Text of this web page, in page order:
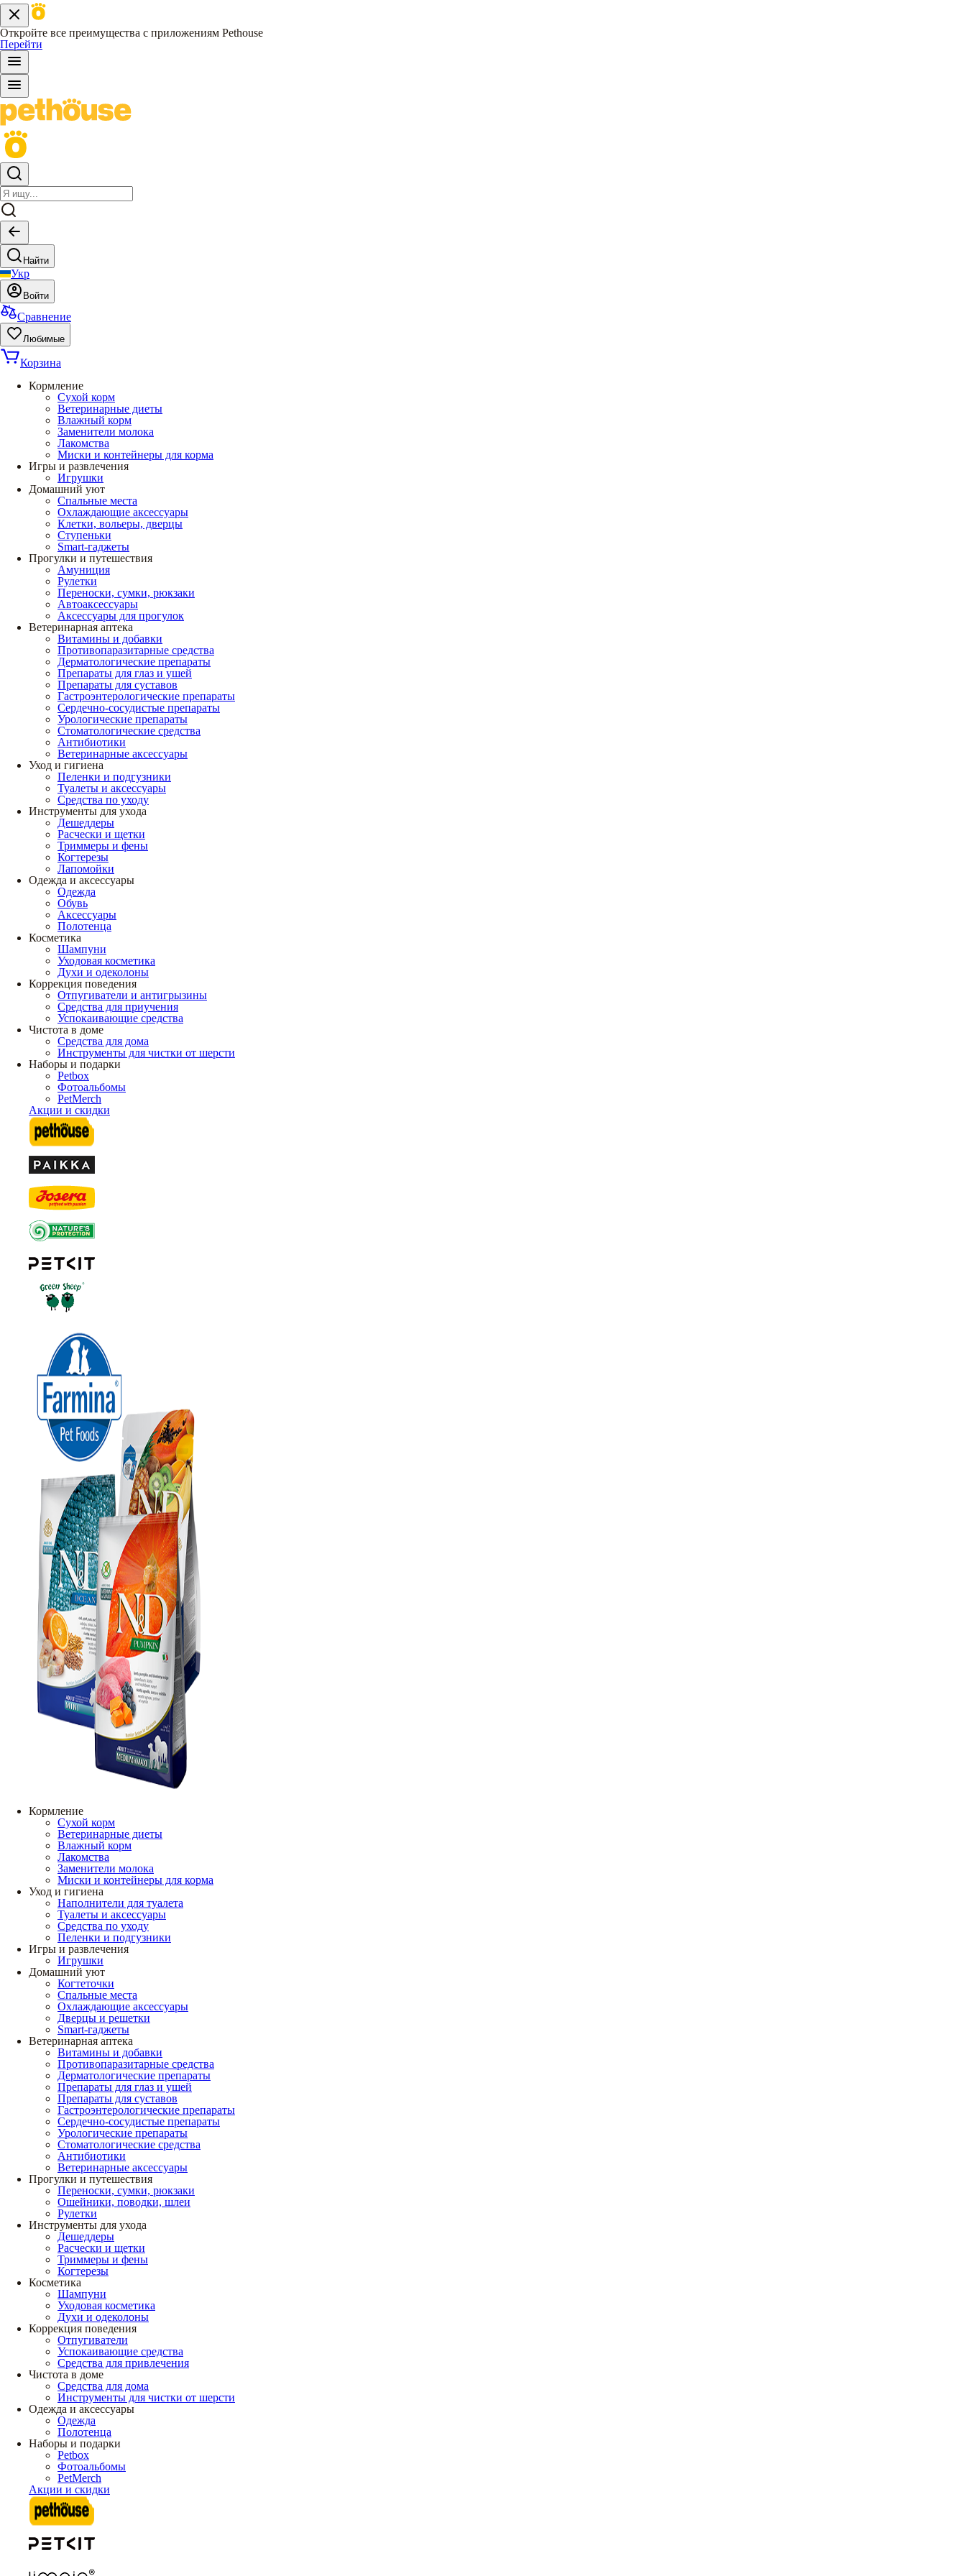
Откройте все преимущества с приложениям Pethouse
Перейти
Найти
Укр
Войти
Сравнение
Любимые
Корзина
Кормление
Сухой корм
Ветеринарные диеты
Влажный корм
Заменители молока
Лакомства
Миски и контейнеры для корма
Игры и развлечения
Игрушки
Домашний уют
Спальные места
Охлаждающие аксессуары
Клетки, вольеры, дверцы
Ступеньки
Smart-гаджеты
Прогулки и путешествия
Амуниция
Рулетки
Переноски, сумки, рюкзаки
Автоаксессуары
Аксессуары для прогулок
Ветеринарная аптека
Витамины и добавки
Противопаразитарные средства
Дерматологические препараты
Препараты для глаз и ушей
Препараты для суставов
Гастроэнтерологические препараты
Сердечно-сосудистые препараты
Урологические препараты
Стоматологические средства
Антибиотики
Ветеринарные аксессуары
Уход и гигиена
Пеленки и подгузники
Туалеты и аксессуары
Средства по уходу
Инструменты для ухода
Дешеддеры
Расчески и щетки
Триммеры и фены
Когтерезы
Лапомойки
Одежда и аксессуары
Одежда
Обувь
Аксессуары
Полотенца
Косметика
Шампуни
Уходовая косметика
Духи и одеколоны
Коррекция поведения
Отпугиватели и антигрызины
Средства для приучения
Успокаивающие средства
Чистота в доме
Средства для дома
Инструменты для чистки от шерсти
Наборы и подарки
Petbox
Фотоальбомы
PetMerch
Акции и скидки
Кормление
Сухой корм
Ветеринарные диеты
Влажный корм
Лакомства
Заменители молока
Миски и контейнеры для корма
Уход и гигиена
Наполнители для туалета
Туалеты и аксессуары
Средства по уходу
Пеленки и подгузники
Игры и развлечения
Игрушки
Домашний уют
Когтеточки
Спальные места
Охлаждающие аксессуары
Дверцы и решетки
Smart-гаджеты
Ветеринарная аптека
Витамины и добавки
Противопаразитарные средства
Дерматологические препараты
Препараты для глаз и ушей
Препараты для суставов
Гастроэнтерологические препараты
Сердечно-сосудистые препараты
Урологические препараты
Стоматологические средства
Антибиотики
Ветеринарные аксессуары
Прогулки и путешествия
Переноски, сумки, рюкзаки
Ошейники, поводки, шлеи
Рулетки
Инструменты для ухода
Дешеддеры
Расчески и щетки
Триммеры и фены
Когтерезы
Косметика
Шампуни
Уходовая косметика
Духи и одеколоны
Коррекция поведения
Отпугиватели
Успокаивающие средства
Средства для привлечения
Чистота в доме
Средства для дома
Инструменты для чистки от шерсти
Одежда и аксессуары
Одежда
Полотенца
Наборы и подарки
Petbox
Фотоальбомы
PetMerch
Акции и скидки